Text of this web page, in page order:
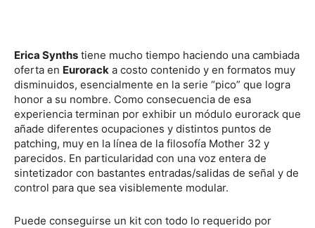
Erica Synths tiene mucho tiempo haciendo una cambiada
oferta en Eurorack a costo contenido y en formatos muy
disminuidos, esencialmente en la serie “pico” que logra
honor a su nombre. Como consecuencia de esa
experiencia terminan por exhibir un módulo eurorack que
añade diferentes ocupaciones y distintos puntos de
patching, muy en la línea de la filosofía Mother 32 y
parecidos. En particularidad con una voz entera de
sintetizador con bastantes entradas/salidas de señal y de
control para que sea visiblemente modular.
Puede conseguirse un kit con todo lo requerido por